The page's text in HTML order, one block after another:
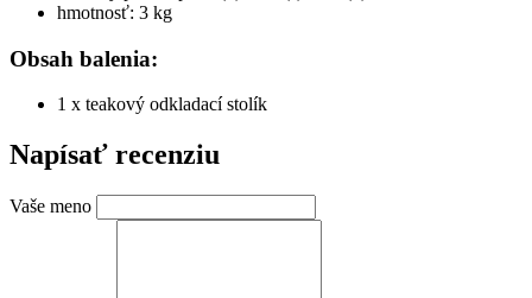
hmotnosť: 3 kg
Obsah balenia:
1 x teakový odkladací stolík
Napísať recenziu
Vaše meno